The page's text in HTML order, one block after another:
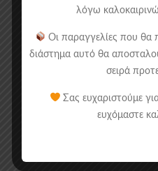
λόγω
Οι παραγγελίες που θα
διάστημα αυτό θα
σειρά
Σας ευχαριστούμε
ευχόμαστε